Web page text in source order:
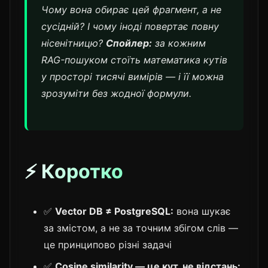
Чому вона обирає цей фрагмент, а не
сусідній? І чому іноді повертає повну
нісенітницю? Спойлер: за кожним
RAG-пошуком стоїть математика кутів
у просторі тисячі вимірів — і її можна
зрозуміти без жодної формули.
⚡ Коротко
✅ Vector DB ≠ PostgreSQL: вона шукає
за змістом, а не за точним збігом слів —
це принципово різні задачі